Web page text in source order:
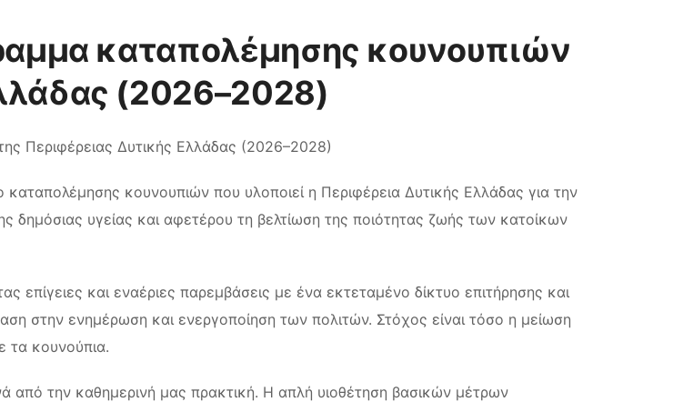
καταπολέμησης κουνουπιών
(2026–2028)
Περιφέρειας Δυτικής Ελλάδας (2026–2028)
κουνουπιών που υλοποιεί η Περιφέρεια Δυτικής Ελλάδας για την
υγείας και αφετέρου τη βελτίωση της ποιότητας ζωής των κατοίκων
και εναέριες παρεμβάσεις με ένα εκτεταμένο δίκτυο επιτήρησης και
στην ενημέρωση και ενεργοποίηση των πολιτών. Στόχος είναι τόσο η μείωση
τα κουνούπια.
από την καθημερινή μας πρακτική. Η απλή υιοθέτηση βασικών μέτρων